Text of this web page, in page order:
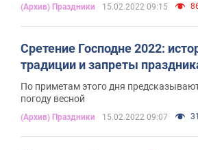
(Архив) Праздники 15.02.2022 09:15
Сретение Господне 2022:
традиции и запреты
По приметам этого дня
погоду весной
(Архив) Праздники 15.02.2022 09:07